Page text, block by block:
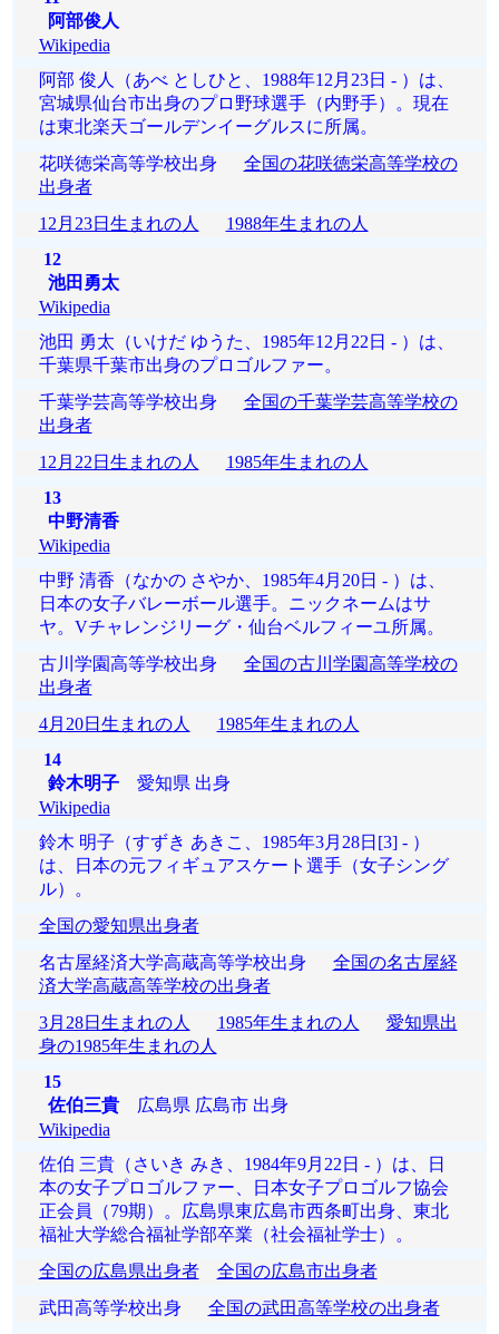
阿部俊人
Wikipedia
阿部 俊人（あべ としひと、1988年12月23日 - ）は、
宮城県仙台市出身のプロ野球選手（内野手）。現在
は東北楽天ゴールデンイーグルスに所属。
花咲徳栄高等学校出身 全国の花咲徳栄高等学校の
出身者
12月23日生まれの人
1988年生まれの人
12
池田勇太
Wikipedia
池田 勇太（いけだ ゆうた、1985年12月22日 - ）は、
千葉県千葉市出身のプロゴルファー。
千葉学芸高等学校出身 全国の千葉学芸高等学校の
出身者
12月22日生まれの人
1985年生まれの人
13
中野清香
Wikipedia
中野 清香（なかの さやか、1985年4月20日 - ）は、
日本の女子バレーボール選手。ニックネームはサ
ヤ。Vチャレンジリーグ・仙台ベルフィーユ所属。
古川学園高等学校出身 全国の古川学園高等学校の
出身者
4月20日生まれの人
1985年生まれの人
14
鈴木明子愛知県 出身
Wikipedia
鈴木 明子（すずき あきこ、1985年3月28日[3] - ）
は、日本の元フィギュアスケート選手（女子シング
ル）。
全国の愛知県出身者
名古屋経済大学高蔵高等学校出身 全国の名古屋経
済大学高蔵高等学校の出身者
3月28日生まれの人
1985年生まれの人
愛知県出
身の1985年生まれの人
15
佐伯三貴広島県 広島市 出身
Wikipedia
佐伯 三貴（さいき みき、1984年9月22日 - ）は、日
本の女子プロゴルファー、日本女子プロゴルフ協会
正会員（79期）。広島県東広島市西条町出身、東北
福祉大学総合福祉学部卒業（社会福祉学士）。
全国の広島県出身者
全国の広島市出身者
武田高等学校出身 全国の武田高等学校の出身者